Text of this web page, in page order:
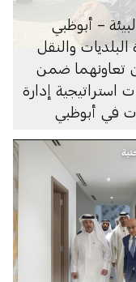
– أبوظبي
البلديات والنقل
تعاونهما ضمن
استراتيجية إدارة
في أبوظبي